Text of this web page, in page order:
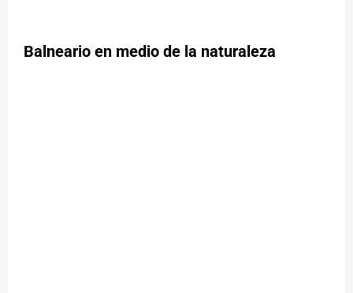
Balneario en medio de la naturaleza